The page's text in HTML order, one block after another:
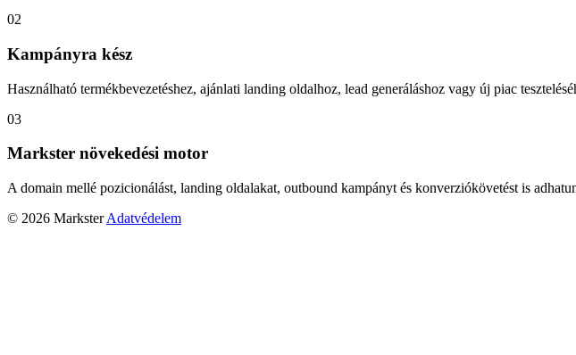
02
Kampányra kész
Használható termékbevezetéshez, ajánlati landing oldalhoz, lead generáláshoz vagy új piac
03
Markster növekedési motor
A domain mellé pozicionálást, landing oldalakat, outbound kampányt és konverziókövetést is
© 2026 Markster Adatvédelem